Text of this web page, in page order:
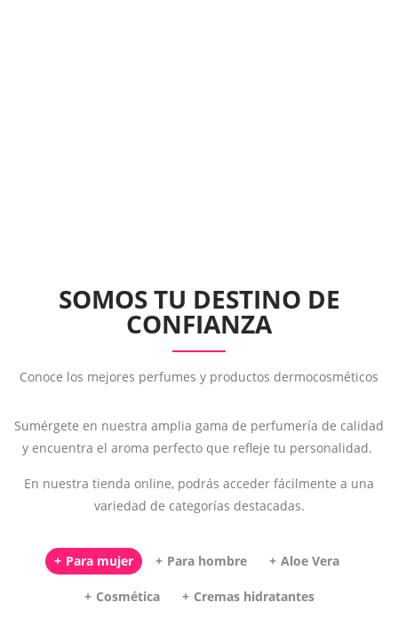
SOMOS TU DESTINO DE
CONFIANZA
Conoce los mejores perfumes y productos dermocosméticos
Sumérgete en nuestra amplia gama de perfumería de calidad
y encuentra el aroma perfecto que refleje tu personalidad.
En nuestra tienda online, podrás acceder fácilmente a una
variedad de categorías destacadas.
Para mujer Para hombre Aloe Vera
Cosmética Cremas hidratantes